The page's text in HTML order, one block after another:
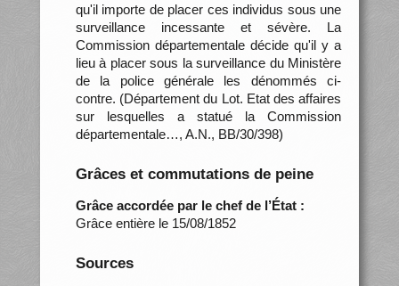
qu'il importe de placer ces individus sous une
surveillance incessante et sévère. La
Commission départementale décide qu'il y a
lieu à placer sous la surveillance du Ministère
de la police générale les dénommés ci-
contre. (Département du Lot. Etat des affaires
sur lesquelles a statué la Commission
départementale…, A.N., BB/30/398)
Grâces et commutations de peine
Grâce accordée par le chef de l’État :
Grâce entière le 15/08/1852
Sources